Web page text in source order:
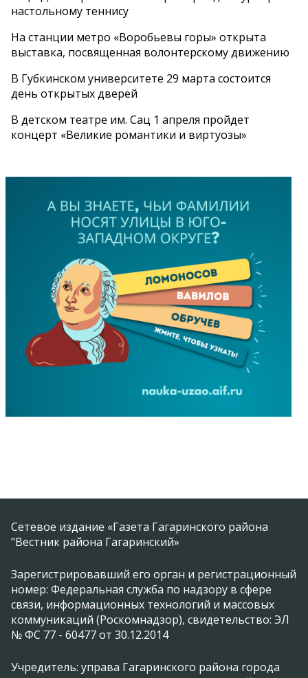
настольному теннису
На станции метро «Воробьевы горы» открыта
выставка, посвященная волонтерскому движению
В Губкинском университете 29 марта состоится
день открытых дверей
В детском театре им. Сац 1 апреля пройдет
концерт «Великие романтики и виртуозы»
Сетевое издание «Газета Гагаринского района
"Вестник района Гагаринский»
Зарегистрировавший его орган и регистрационный
номер: Федеральная служба по надзору в сфере
связи, информационных технологий и массовых
коммуникаций (Роскомнадзор), свидетельство: ЭЛ
№ ФС 77 - 60477 от 30.12.2014
Учредитель: управа Гагаринского района города